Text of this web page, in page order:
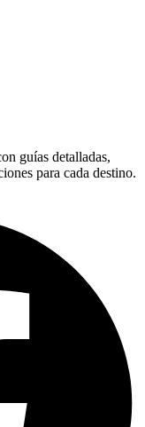
guías detalladas,
para cada destino.